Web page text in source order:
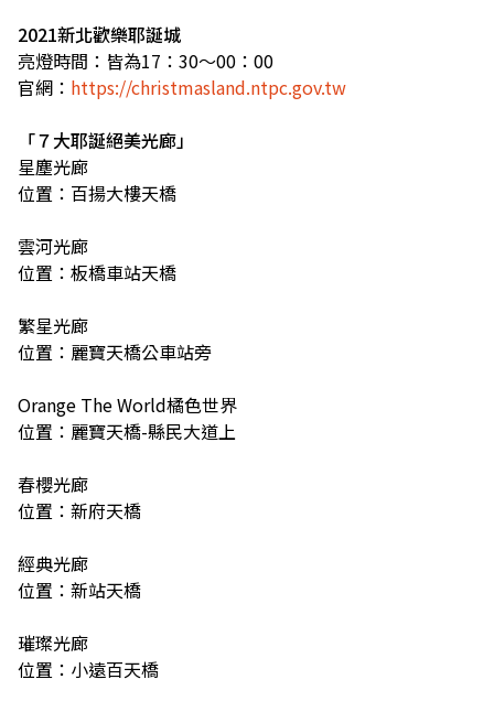
2021新北歡樂耶誕城
亮燈時間：皆為17：30～00：00
官網： https://christmasland.ntpc.gov.tw
「７大耶誕絕美光廊」
星塵光廊
位置：百揚大樓天橋
雲河光廊
位置：板橋車站天橋
繁星光廊
位置：麗寶天橋公車站旁
Orange The World橘色世界
位置：麗寶天橋-縣民大道上
春櫻光廊
位置：新府天橋
經典光廊
位置：新站天橋
璀璨光廊
位置：小遠百天橋